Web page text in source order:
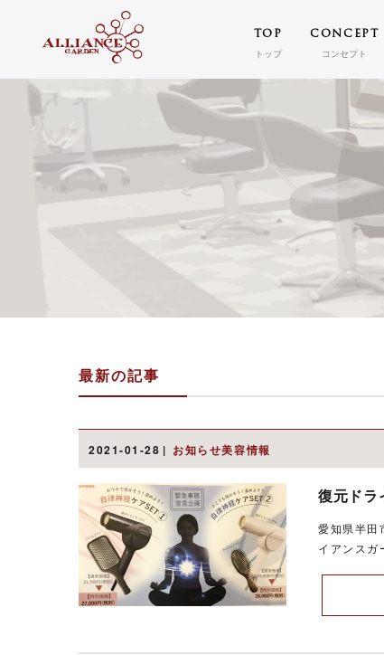
TOP
トップ
CONCEPT
コンセプト
最新の記事
2021-01-28 お知らせ美容情報
復元ドラ
愛知県半田
イアンスガ